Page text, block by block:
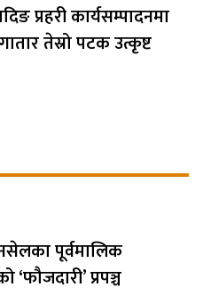
प्रहरी कार्यसम्पादनमा
तेस्रो पटक उत्कृष्ट
पूर्वमालिक
प्रपञ्च